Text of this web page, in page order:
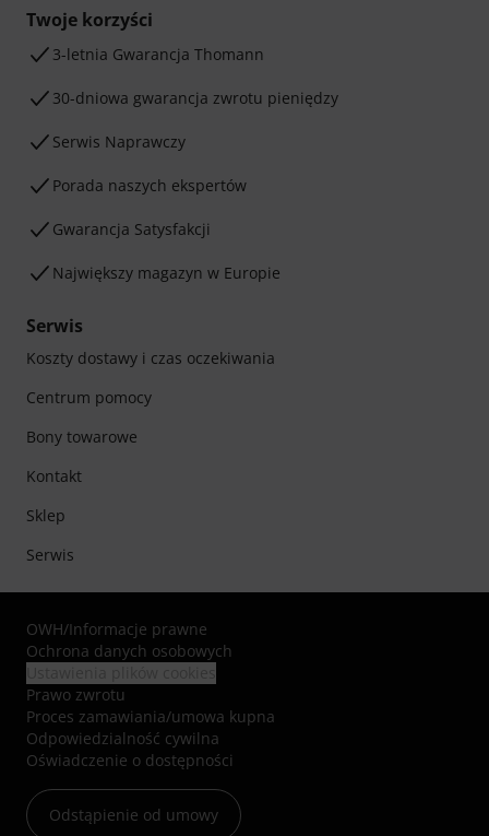
Twoje korzyści
3-letnia Gwarancja Thomann
30-dniowa gwarancja zwrotu pieniędzy
Serwis Naprawczy
Porada naszych ekspertów
Gwarancja Satysfakcji
Największy magazyn w Europie
Serwis
Koszty dostawy i czas oczekiwania
Centrum pomocy
Bony towarowe
Kontakt
Sklep
Serwis
OWH/Informacje prawne
Ochrona danych osobowych
Prawo zwrotu
Proces zamawiania/umowa kupna
Odpowiedzialność cywilna
Oświadczenie o dostępności
Odstąpienie od umowy